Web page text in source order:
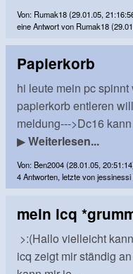
Von: Rumak18 (29.01.05,
eine Antwort von Rumak18
Papierkorb
hi leute mein pc
papierkorb entleren
meldung--->Dc16 kann
▶Weiterlesen...
Von: Ben2004 (28.01.05,
4 Antworten, letzte von
mein icq
>:(Hallo vielleicht
icq zeigt mir ständig